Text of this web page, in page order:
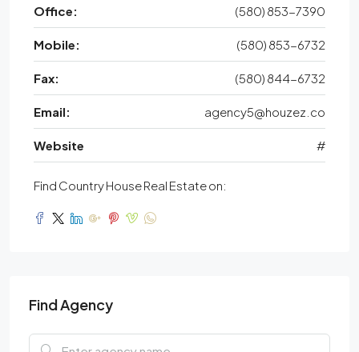
Office:
(580) 853-7390
Mobile: (580) 853-6732
Fax: (580) 844-6732
Email: agency5@houzez.co
Website #
Find Country House Real Estate on:
Find Agency